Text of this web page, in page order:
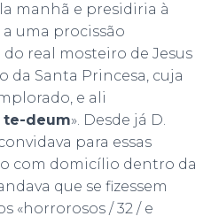
manhã e presidiria à
uma procissão
real mosteiro de Jesus
da Santa Princesa, cuja
e ali
te-deum». Desde já D.
para essas
com domicílio dentro da
que se fizessem
«horrorosos / 32 / e